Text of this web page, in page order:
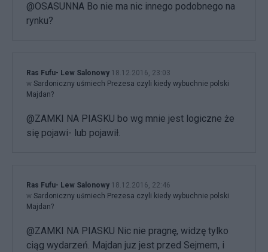
@OSASUNNA Bo nie ma nic innego podobnego na
rynku?
Ras Fufu- Lew Salonowy 18.12.2016, 23:03
w Sardoniczny uśmiech Prezesa czyli kiedy wybuchnie polski
Majdan?
@ZAMKI NA PIASKU bo wg mnie jest logiczne że
się pojawi- lub pojawił.
Ras Fufu- Lew Salonowy 18.12.2016, 22:46
w Sardoniczny uśmiech Prezesa czyli kiedy wybuchnie polski
Majdan?
@ZAMKI NA PIASKU Nic nie pragnę, widzę tylko
ciąg wydarzeń. Majdan juz jest przed Sejmem, i